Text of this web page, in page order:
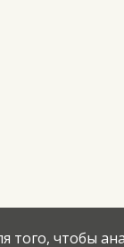
того, чтобы